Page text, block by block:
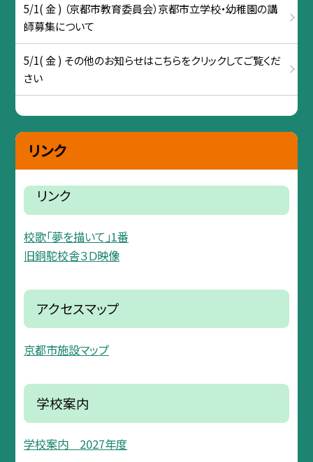
5/1( 金 ) （京都市教育委員会）京都市立学校・幼稚園の講
師募集について
5/1( 金 ) その他のお知らせはこちらをクリックしてご覧くだ
さい
リンク
リンク
校歌「夢を描いて」1番
旧銅駝校舎３Ｄ映像
アクセスマップ
京都市施設マップ
学校案内
学校案内 2027年度